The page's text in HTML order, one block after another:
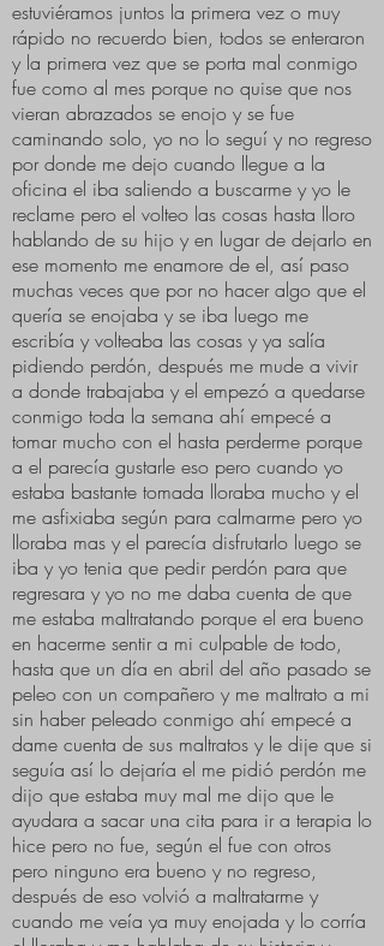
estuviéramos juntos la primera vez o muy
rápido no recuerdo bien, todos se enteraron
y la primera vez que se porta mal conmigo
fue como al mes porque no quise que nos
vieran abrazados se enojo y se fue
caminando solo, yo no lo seguí y no regreso
por donde me dejo cuando llegue a la
oficina el iba saliendo a buscarme y yo le
reclame pero el volteo las cosas hasta lloro
hablando de su hijo y en lugar de dejarlo en
ese momento me enamore de el, así paso
muchas veces que por no hacer algo que el
quería se enojaba y se iba luego me
escribía y volteaba las cosas y ya salía
pidiendo perdón, después me mude a vivir
a donde trabajaba y el empezó a quedarse
conmigo toda la semana ahí empecé a
tomar mucho con el hasta perderme porque
a el parecía gustarle eso pero cuando yo
estaba bastante tomada lloraba mucho y el
me asfixiaba según para calmarme pero yo
lloraba mas y el parecía disfrutarlo luego se
iba y yo tenia que pedir perdón para que
regresara y yo no me daba cuenta de que
me estaba maltratando porque el era bueno
en hacerme sentir a mi culpable de todo,
hasta que un día en abril del año pasado se
peleo con un compañero y me maltrato a mi
sin haber peleado conmigo ahí empecé a
dame cuenta de sus maltratos y le dije que si
seguía así lo dejaría el me pidió perdón me
dijo que estaba muy mal me dijo que le
ayudara a sacar una cita para ir a terapia lo
hice pero no fue, según el fue con otros
pero ninguno era bueno y no regreso,
después de eso volvió a maltratarme y
cuando me veía ya muy enojada y lo corría